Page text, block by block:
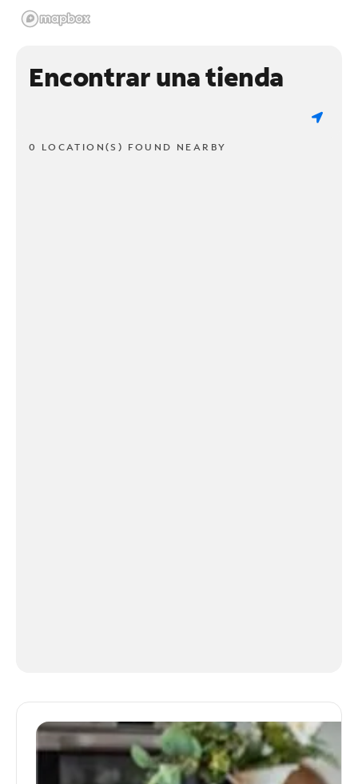
Encontrar una tienda
0 LOCATION(S) FOUND NEARBY